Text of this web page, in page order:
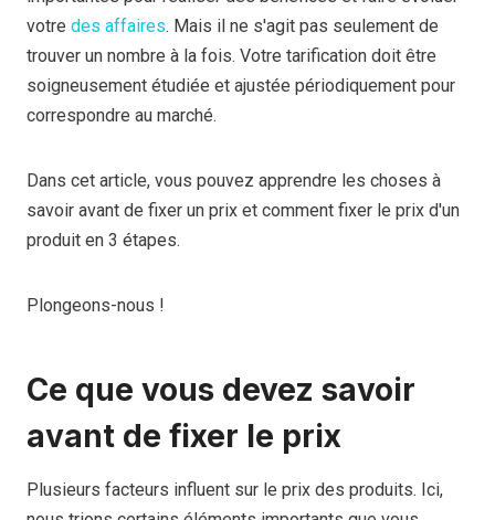
votre des affaires. Mais il ne s'agit pas seulement de
trouver un nombre à la fois. Votre tarification doit être
soigneusement étudiée et ajustée périodiquement pour
correspondre au marché.
Dans cet article, vous pouvez apprendre les choses à
savoir avant de fixer un prix et comment fixer le prix d'un
produit en 3 étapes.
Plongeons-nous !
Ce que vous devez savoir
avant de fixer le prix
Plusieurs facteurs influent sur le prix des produits. Ici,